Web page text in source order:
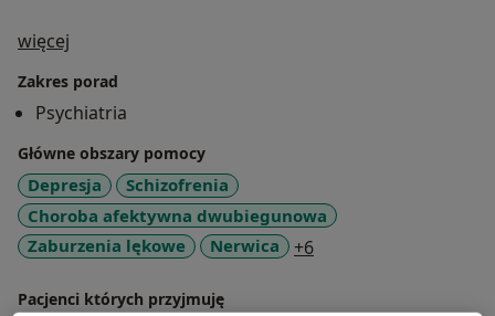
więcej
Zakres porad
Psychiatria
Główne obszary pomocy
Depresja
Schizofrenia
Choroba afektywna dwubiegunowa
Zaburzenia lękowe
Nerwica +6
Pacjenci których przyjmuję